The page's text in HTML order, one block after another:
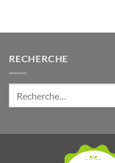
RECHERCHE